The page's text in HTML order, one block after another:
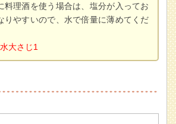
料理酒を使う場合は、塩分が入ってお
りやすいので、水で倍量に薄めてくだ
大さじ1